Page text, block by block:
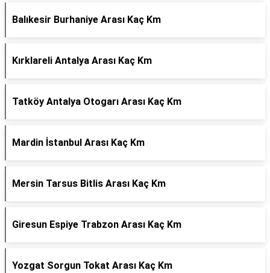
Balıkesir Burhaniye Arası Kaç Km
Kırklareli Antalya Arası Kaç Km
Tatköy Antalya Otogarı Arası Kaç Km
Mardin İstanbul Arası Kaç Km
Mersin Tarsus Bitlis Arası Kaç Km
Giresun Espiye Trabzon Arası Kaç Km
Yozgat Sorgun Tokat Arası Kaç Km